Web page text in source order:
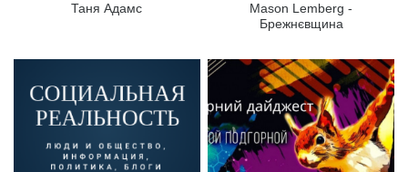
Таня Адамс
Mason Lemberg -
Брежнєвщина